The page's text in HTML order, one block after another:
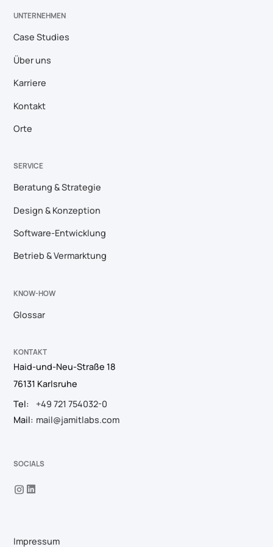
UNTERNEHMEN
Case Studies
Über uns
Karriere
Kontakt
Orte
SERVICE
Beratung & Strategie
Design & Konzeption
Software-Entwicklung
Betrieb & Vermarktung
KNOW-HOW
Glossar
KONTAKT
Haid-und-Neu-Straße 18
76131 Karlsruhe
Tel:
+49 721 754032-0
Mail: mail@jamitlabs.com
SOCIALS
Impressum